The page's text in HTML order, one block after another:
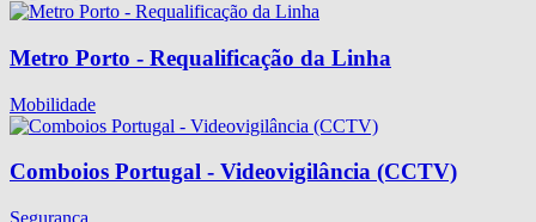
Metro Porto - Requalificação da Linha
Mobilidade
Comboios Portugal - Videovigilância (CCTV)